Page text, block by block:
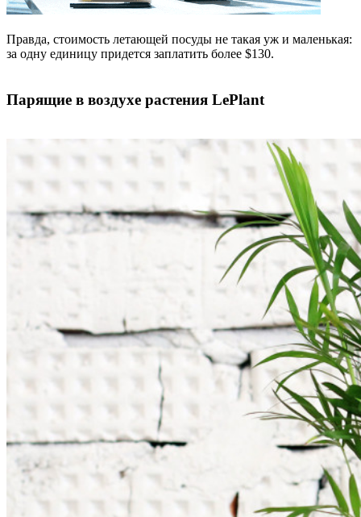
Правда, стоимость летающей посуды не такая уж и маленькая:
за одну единицу придется заплатить более $130.
Парящие в воздухе растения LePlant